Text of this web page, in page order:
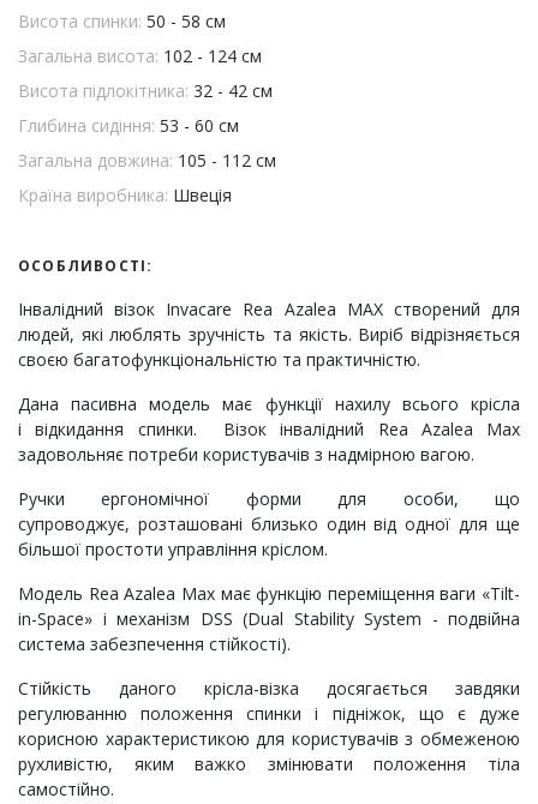
Висота спинки: 50 - 58 см
Загальна висота: 102 - 124 см
Висота підлокітника: 32 - 42 см
Глибина сидіння: 53 - 60 см
Загальна довжина: 105 - 112 см
Країна виробника: Швеція
ОСОБЛИВОСТІ:
Інвалідний візок Invacare Rea Azalea MAX створений для
людей, які люблять зручність та якість. Виріб відрізняється
своєю багатофункціональністю та практичністю.
Дана пасивна модель має функції нахилу всього крісла
і відкидання спинки. Візок інвалідний Rea Azalea Max
задовольняє потреби користувачів з надмірною вагою.
Ручки ергономічної форми для особи, що
супроводжує, розташовані близько один від одної для ще
більшої простоти управління кріслом.
Модель Rea Azalea Max має функцію переміщення ваги «Tilt-
in-Space» і механізм DSS (Dual Stability System - подвійна
система забезпечення стійкості).
Стійкість даного крісла-візка досягається завдяки
регулюванню положення спинки і підніжок, що є дуже
корисною характеристикою для користувачів з обмеженою
рухливістю, яким важко змінювати положення тіла
самостійно.